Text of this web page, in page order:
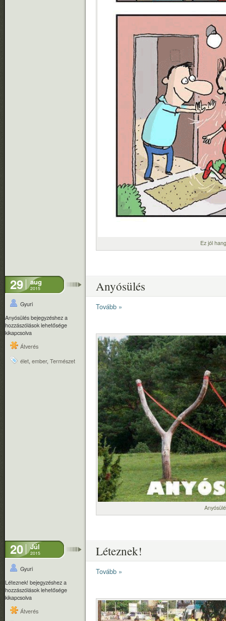
Ez jól
29 aug
2015
Gyuri
Anyósülés bejegyzéshez a
hozzászólások lehetősége
kikapcsolva
Átverés
élet ember, Természet
Anyósülés
Tovább »
20 Júl
2015
Gyuri
Léteznek! bejegyzéshez a
hozzászólások lehetősége
kikapcsolva
Átverés
Léteznek!
Tovább »